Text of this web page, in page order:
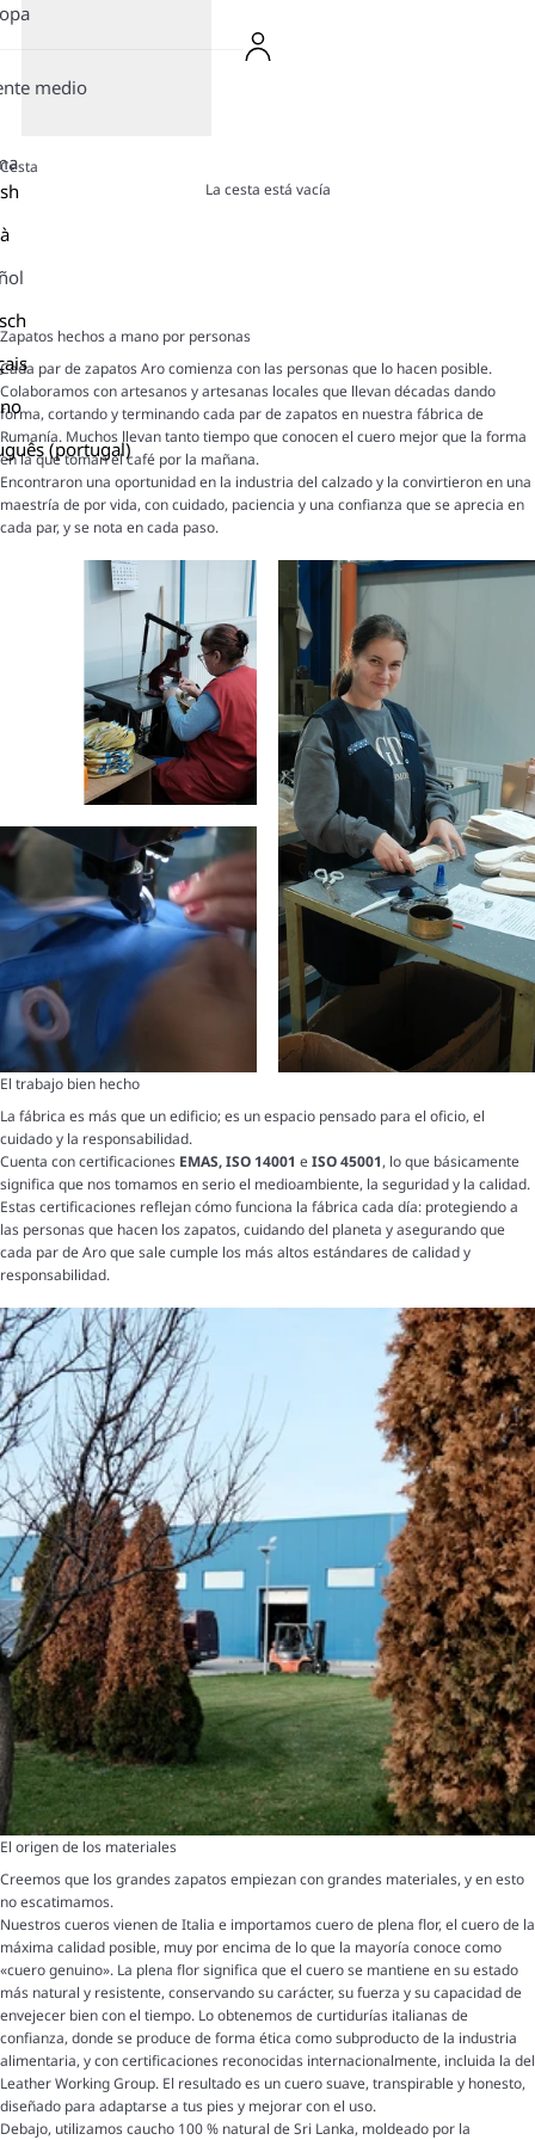
medio
(portugal)
Cesta
La cesta está vacía
Zapatos hechos a mano por personas
Cada par de zapatos Aro comienza con las personas que lo hacen posible.
Colaboramos con artesanos y artesanas locales que llevan décadas dando
forma, cortando y terminando cada par de zapatos en nuestra fábrica de
Rumanía. Muchos llevan tanto tiempo que conocen el cuero mejor que la forma
en la que toman el café por la mañana.
Encontraron una oportunidad en la industria del calzado y la convirtieron en una
maestría de por vida, con cuidado, paciencia y una confianza que se aprecia en
cada par, y se nota en cada paso.
El trabajo bien hecho
La fábrica es más que un edificio; es un espacio pensado para el oficio, el
cuidado y la responsabilidad.
Cuenta con certificaciones EMAS, ISO 14001 eISO 45001, lo que básicamente
significa que nos tomamos en serio el medioambiente, la seguridad y la calidad.
Estas certificaciones reflejan cómo funciona la fábrica cada día: protegiendo a
las personas que hacen los zapatos, cuidando del planeta y asegurando que
cada par de Aro que sale cumple los más altos estándares de calidad y
responsabilidad.
El origen de los materiales
Creemos que los grandes zapatos empiezan con grandes materiales, y en esto
no escatimamos.
Nuestros cueros vienen de Italia e importamos cuero de plena flor, el cuero de la
máxima calidad posible, muy por encima de lo que la mayoría conoce como
«cuero genuino». La plena flor significa que el cuero se mantiene en su estado
más natural y resistente, conservando su carácter, su fuerza y su capacidad de
envejecer bien con el tiempo. Lo obtenemos de curtidurías italianas de
confianza, donde se produce de forma ética como subproducto de la industria
alimentaria, y con certificaciones reconocidas internacionalmente, incluida la del
Leather Working Group. El resultado es un cuero suave, transpirable y honesto,
diseñado para adaptarse a tus pies y mejorar con el uso.
Debajo, utilizamos caucho 100 % natural de Sri Lanka, moldeado por la